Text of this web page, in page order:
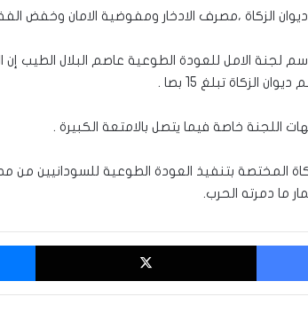
ديوان الزكاة ،مصرف الادخار ومفوضية الامان وخفض
لجنة الامل للعودة الطوعية عاصم البلال الطيب إن
الزكاة تبلغ 15 بصا .
اللجنة خاصة فيما يتصل بالامتعة الكبيرة .
المختصة بتنفيذ العودة الطوعية للسودانيين من
ما دمرته الحرب.
فيسبوك ‫X